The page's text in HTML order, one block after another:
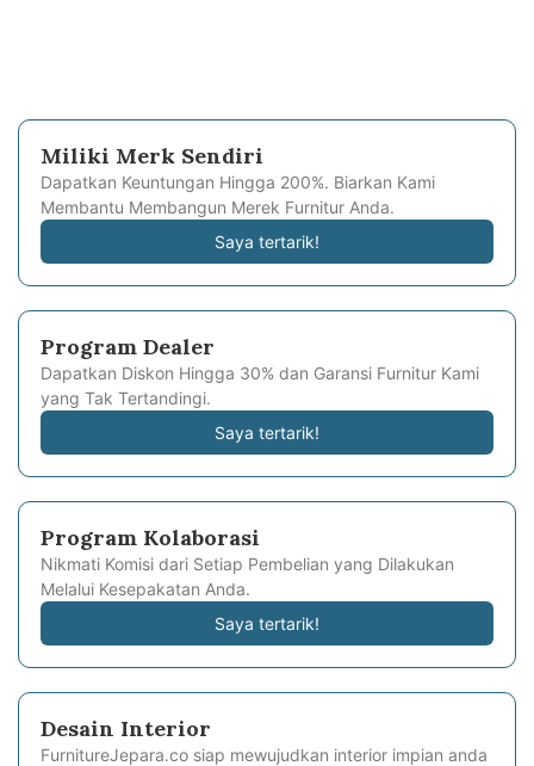
Miliki Merk Sendiri
Dapatkan Keuntungan Hingga 200%. Biarkan Kami
Membantu Membangun Merek Furnitur Anda.
Saya tertarik!
Program Dealer
Dapatkan Diskon Hingga 30% dan Garansi Furnitur Kami
yang Tak Tertandingi.
Saya tertarik!
Program Kolaborasi
Nikmati Komisi dari Setiap Pembelian yang Dilakukan
Melalui Kesepakatan Anda.
Saya tertarik!
Desain Interior
FurnitureJepara.co siap mewujudkan interior impian anda